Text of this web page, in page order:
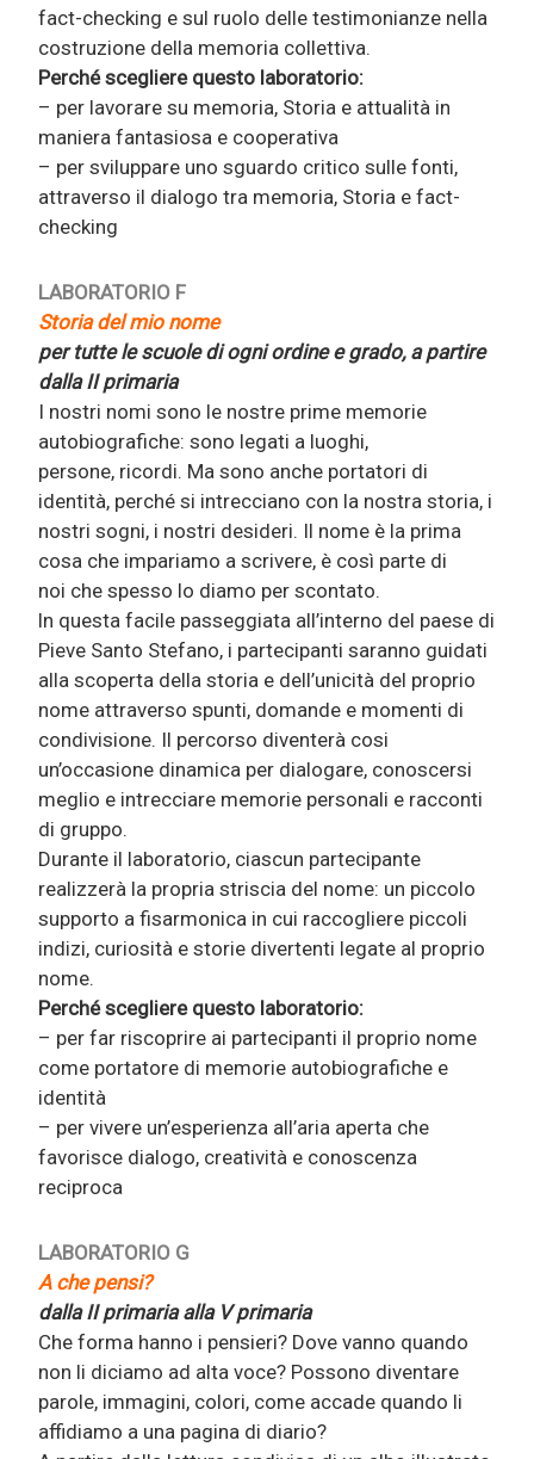
fact-checking e sul ruolo delle testimonianze nella
costruzione della memoria collettiva.
Perché scegliere questo laboratorio:
– per lavorare su memoria, Storia e attualità in
maniera fantasiosa e cooperativa
– per sviluppare uno sguardo critico sulle fonti,
attraverso il dialogo tra memoria, Storia e fact-
checking
LABORATORIO F
Storia del mio nome
per tutte le scuole di ogni ordine e grado, a partire
dalla II primaria
I nostri nomi sono le nostre prime memorie
autobiografiche: sono legati a luoghi,
persone, ricordi. Ma sono anche portatori di
identità, perché si intrecciano con la nostra storia, i
nostri sogni, i nostri desideri. Il nome è la prima
cosa che impariamo a scrivere, è così parte di
noi che spesso lo diamo per scontato.
ln questa facile passeggiata all’interno del paese di
Pieve Santo Stefano, i partecipanti saranno guidati
alla scoperta della storia e dell’unicità del proprio
nome attraverso spunti, domande e momenti di
condivisione. Il percorso diventerà cosi
un’occasione dinamica per dialogare, conoscersi
meglio e intrecciare memorie personali e racconti
di gruppo.
Durante il laboratorio, ciascun partecipante
realizzerà la propria striscia del nome: un piccolo
supporto a fisarmonica in cui raccogliere piccoli
indizi, curiosità e storie divertenti legate al proprio
nome.
Perché scegliere questo laboratorio:
– per far riscoprire ai partecipanti il proprio nome
come portatore di memorie autobiografiche e
identità
– per vivere un’esperienza all’aria aperta che
favorisce dialogo, creatività e conoscenza
reciproca
LABORATORIO G
A che pensi?
dalla II primaria alla V primaria
Che forma hanno i pensieri? Dove vanno quando
non li diciamo ad alta voce? Possono diventare
parole, immagini, colori, come accade quando li
affidiamo a una pagina di diario?